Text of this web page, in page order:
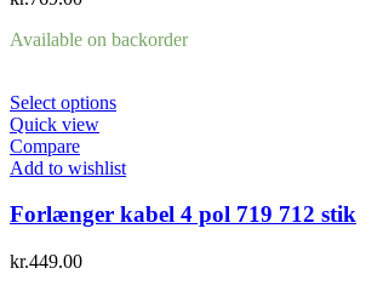
Available on backorder
Select options
Quick view
Compare
Add to wishlist
Forlænger kabel 4 pol 719 712 stik
kr.449.00